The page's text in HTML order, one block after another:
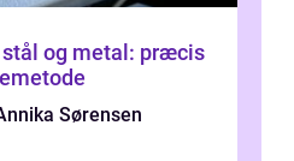
og metal: præcis
Sørensen